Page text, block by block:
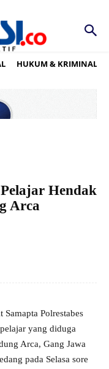
HUKUM & KRIMINAL
Hendak
Arca
Polrestabes
yang diduga
Arca, Gang Jawa
pada Selasa sore